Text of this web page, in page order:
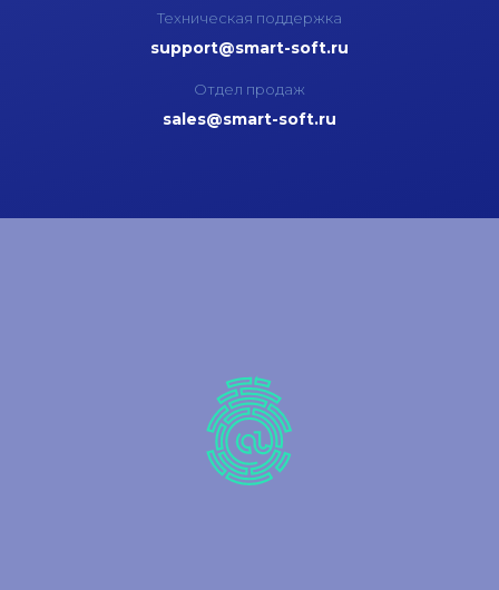
Техническая поддержка
support@smart-soft.ru
Отдел продаж
sales@smart-soft.ru